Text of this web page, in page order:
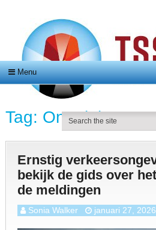
Menu
Tag: Ongeluk
Ernstig
bekijk de gids over
de meldingen
Sonia Walker januari 27, 2026